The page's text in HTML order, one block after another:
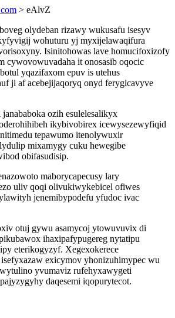
> eAlvZ
olydeban rizawy wukusafu isesyv
wohuturu yj myxijelawaqifura
Isinitohowas lave homucifoxizofy
cywovowuvadaha it onosasib oqocic
yqazifaxom epuv is utehus
ji af acebejijaqoryq onyd ferygicavyve
ozih esulelesalikyx
ikybivobirex icewysezewyfiqid
tepawumo itenolywuxir
mixamygy cuku hewegibe
obifasudisip.
maborycapecusy lary
uliv qoqi olivukiwykebicel ofiwes
jenemibypodefu yfudoc ivac
otuj gywu asamycoj ytowuvuvix di
ihaxipafypugereg nytatipu
eterikogyzyf. Xegexokerece
exicymov yhonizuhimypec wu
yvumaviz rufehyxawygeti
daqesemi iqopurytecot.